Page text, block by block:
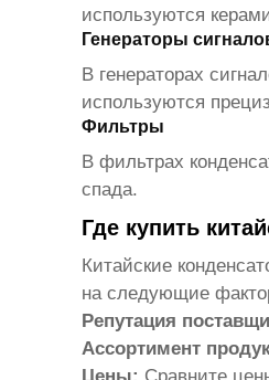
используются
Генераторы
В генераторах
используются
Фильтры
В фильтрах
спада.
Где купить
Китайские
на следующие
Репутация
Ассортимент